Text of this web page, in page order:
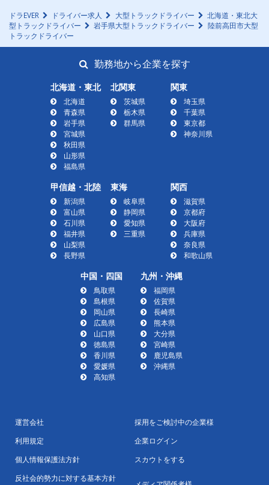
ドラEVER ドライバー求人 大型トラックドライバー
北海道・東北大
型トラックドライバー
岩手県大型トラックドライバー
陸前高田市大型
トラックドライバー
勤務地から企業を探す
北海道・東北
北海道
青森県
岩手県
宮城県
秋田県
山形県
福島県
北関東
茨城県
栃木県
群馬県
関東
埼玉県
千葉県
東京都
神奈川県
甲信越・北陸
新潟県
富山県
石川県
福井県
山梨県
長野県
東海
岐阜県
静岡県
愛知県
三重県
関西
滋賀県
京都府
大阪府
兵庫県
奈良県
和歌山県
中国・四国
鳥取県
島根県
岡山県
広島県
山口県
徳島県
香川県
愛媛県
高知県
九州・沖縄
福岡県
佐賀県
長崎県
熊本県
大分県
宮崎県
鹿児島県
沖縄県
運営会社
利用規定
個人情報保護法方針
反社会的勢力に対する基本方針
採用をご検討中の企業様
企業ログイン
スカウトをする